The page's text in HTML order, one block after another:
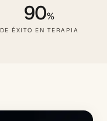
90%
DE ÉXITO EN TERAPIA